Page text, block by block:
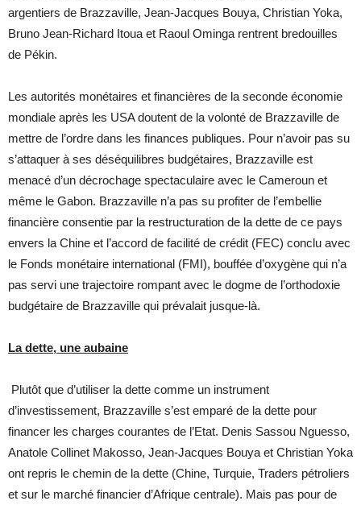
argentiers de Brazzaville, Jean-Jacques Bouya, Christian Yoka,
Bruno Jean-Richard Itoua et Raoul Ominga rentrent bredouilles
de Pékin.
Les autorités monétaires et financières de la seconde économie
mondiale après les USA doutent de la volonté de Brazzaville de
mettre de l’ordre dans les finances publiques. Pour n’avoir pas su
s’attaquer à ses déséquilibres budgétaires, Brazzaville est
menacé d’un décrochage spectaculaire avec le Cameroun et
même le Gabon. Brazzaville n’a pas su profiter de l’embellie
financière consentie par la restructuration de la dette de ce pays
envers la Chine et l’accord de facilité de crédit (FEC) conclu avec
le Fonds monétaire international (FMI), bouffée d’oxygène qui n’a
pas servi une trajectoire rompant avec le dogme de l’orthodoxie
budgétaire de Brazzaville qui prévalait jusque-là.
La dette, une aubaine
Plutôt que d’utiliser la dette comme un instrument
d’investissement, Brazzaville s’est emparé de la dette pour
financer les charges courantes de l’Etat. Denis Sassou Nguesso,
Anatole Collinet Makosso, Jean-Jacques Bouya et Christian Yoka
ont repris le chemin de la dette (Chine, Turquie, Traders pétroliers
et sur le marché financier d’Afrique centrale). Mais pas pour de